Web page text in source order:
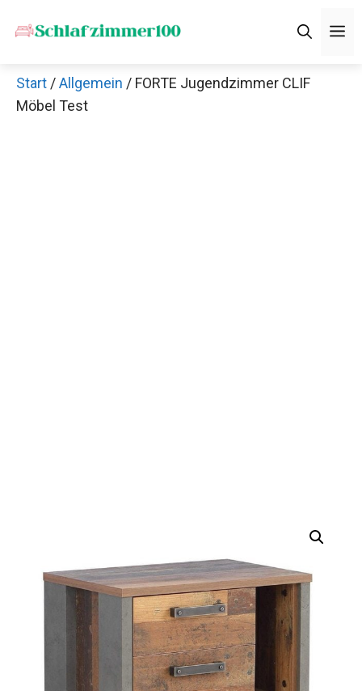
Inhalt
Start /Allgemein / FORTE Jugendzimmer CLIF
Möbel Test